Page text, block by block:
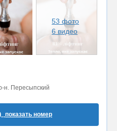
53 фото
6 видео
н. Пересыпский
показать номер